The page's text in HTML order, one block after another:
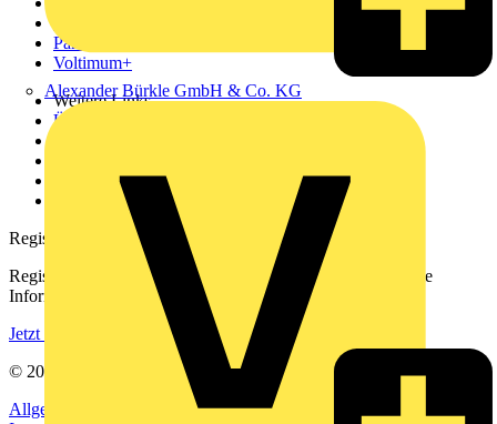
Alexander Bürkle GmbH & Co. KG
Partner
Voltimum+
Weitere Links
Über uns
Häufig gestellte Fragen
voltimum.com
Registrierung
Registrieren Sie sich kostenlos und erhalten Sie stets aktuelle
Informationen aus der Elektroindustrie.
Jetzt registrieren
© 2002-
Allgemeine GeschäftsbedingungenDatenschutzerklärung